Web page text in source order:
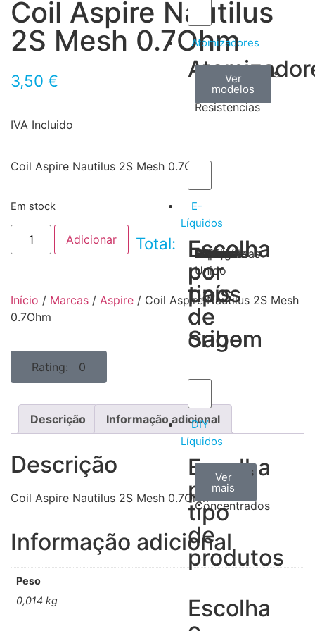
Atomizadores
Claromizadores
Ver
modelos
Reconstruíveis
Ver
modelos
Resistencias
Ver
modelos
E-
Líquidos
Escolha
por
tipos
de
Sabor
Tabaco
Frutas
Bebidas
Frescos
Sobremesas
Escolha
por
país
de
origem
Portugal
Alemanha
USA
Reino
Unido
Canadá
França
Malásia
Filipinas
Espanha
Polónia
Grécia
DIY
Líquidos
Escolha
por
tipo
de
produtos
Aromas
Concentrados
Ver
todos
Bases
Ver
mais
Accesorios
Ver
mais
Escolha
Coil Aspire Nautilus
2S Mesh 0.7Ohm
3,50 €
IVA Incluido
Coil Aspire Nautilus 2S Mesh 0.7Ohm
Em stock
Adicionar Total:
Início / Marcas / Aspire / Coil Aspire Nautilus 2S Mesh
0.7Ohm
Rating: 0
Descrição Informação adicional
Descrição
Coil Aspire Nautilus 2S Mesh 0.7Ohm
Informação adicional
Peso
0,014 kg